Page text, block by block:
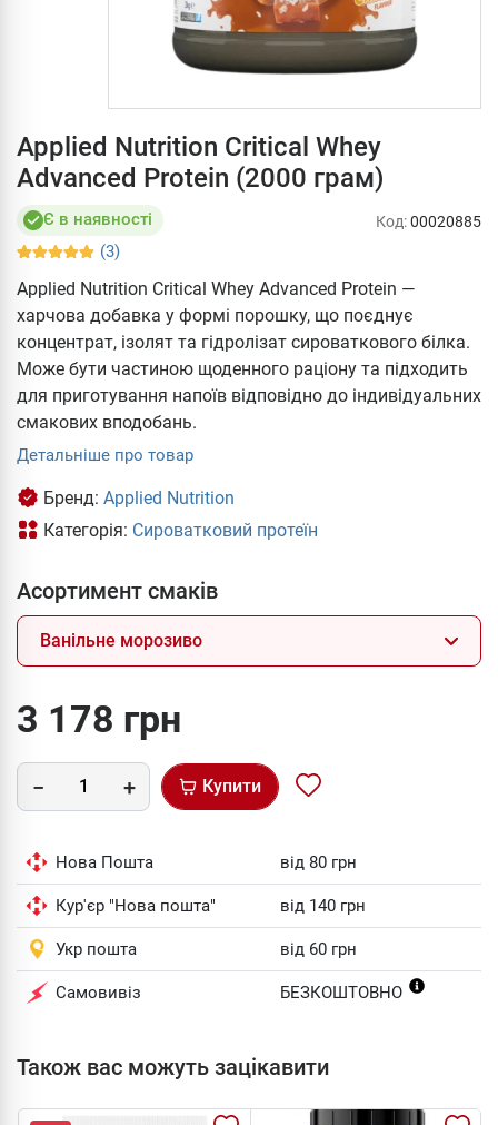
Applied Nutrition Critical Whey
Advanced Protein (2000 грам)
Є в наявності
(3)
Код:00020885
Applied Nutrition Critical Whey Advanced Protein —
харчова добавка у формі порошку, що поєднує
концентрат, ізолят та гідролізат сироваткового білка.
Може бути частиною щоденного раціону та підходить
для приготування напоїв відповідно до індивідуальних
смакових вподобань.
Детальніше про товар
Бренд: Applied Nutrition
Категорія: Сироватковий протеїн
Асортимент смаків
Ванільне морозиво
3 178 грн
Купити
Нова Пошта від 80 грн
Кур'єр "Нова пошта" від 140 грн
Укр пошта від 60 грн
Самовивіз БЕЗКОШТОВНО
Також вас можуть зацікавити